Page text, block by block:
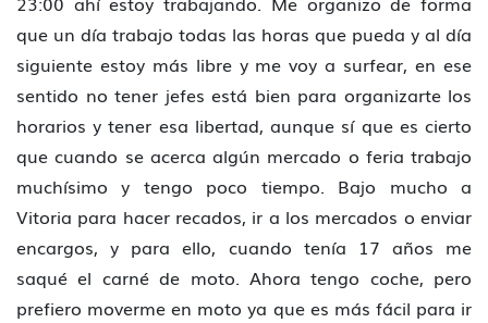
que un día trabajo todas las horas que pueda y al día
siguiente estoy más libre y me voy a surfear, en ese
sentido no tener jefes está bien para organizarte los
horarios y tener esa libertad, aunque sí que es cierto
que cuando se acerca algún mercado o feria trabajo
muchísimo y tengo poco tiempo. Bajo mucho a
Vitoria para hacer recados, ir a los mercados o enviar
encargos, y para ello, cuando tenía 17 años me
saqué el carné de moto. Ahora tengo coche, pero
prefiero moverme en moto ya que es más fácil para ir